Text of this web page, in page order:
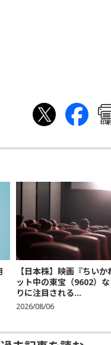
印
【日本株】映画『ちい
ット中の東宝（9602）
りに注目される...
2026/08/06